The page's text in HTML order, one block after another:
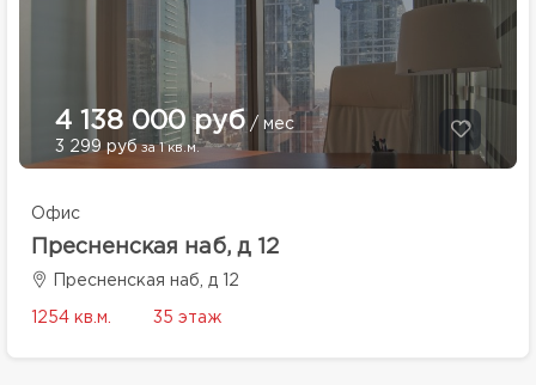
4 138 000 руб/ мес
3 299 руб за 1 кв.м.
Офис
Пресненская наб, д 12
Пресненская наб, д 12
1254 кв.м. 35 этаж